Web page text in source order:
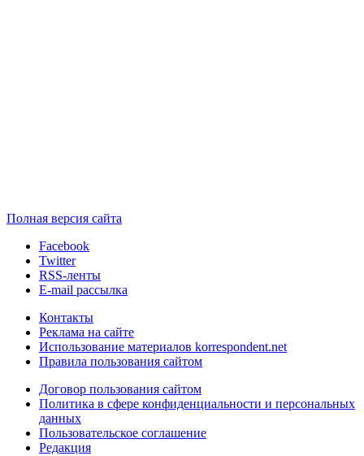
Полная версия сайта
Facebook
Twitter
RSS-ленты
E-mail рассылка
Контакты
Реклама на сайте
Использование материалов korrespondent.net
Правила пользования сайтом
Договор пользования сайтом
Политика в сфере конфиденциальности и персональных
данных
Пользовательское соглашение
Редакция